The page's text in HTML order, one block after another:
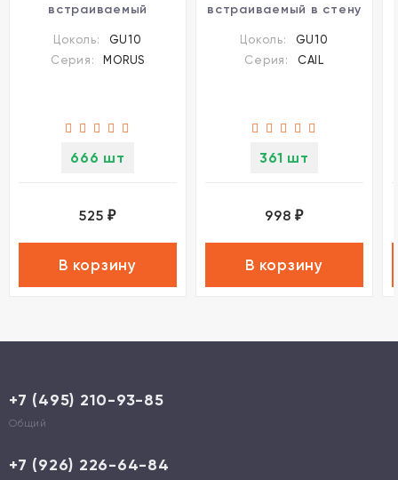
встраиваемый
поворотной лампой
GU10 50W 220-240V
Цоколь:
GU10
Серия:
MORUS
666 шт
525 ₽
В корзину
встраиваемый в стену
GU10 50W 220-240V
Novotech CAIL
Цоколь:
GU10
Серия:
CAIL
361 шт
998 ₽
В корзину
+7 (495) 210-93-85
Общий
+7 (926) 226-64-84